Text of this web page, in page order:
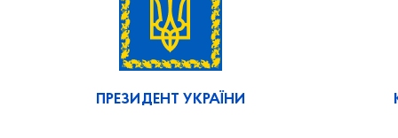
ПРЕЗИДЕНТ УКРАЇНИ